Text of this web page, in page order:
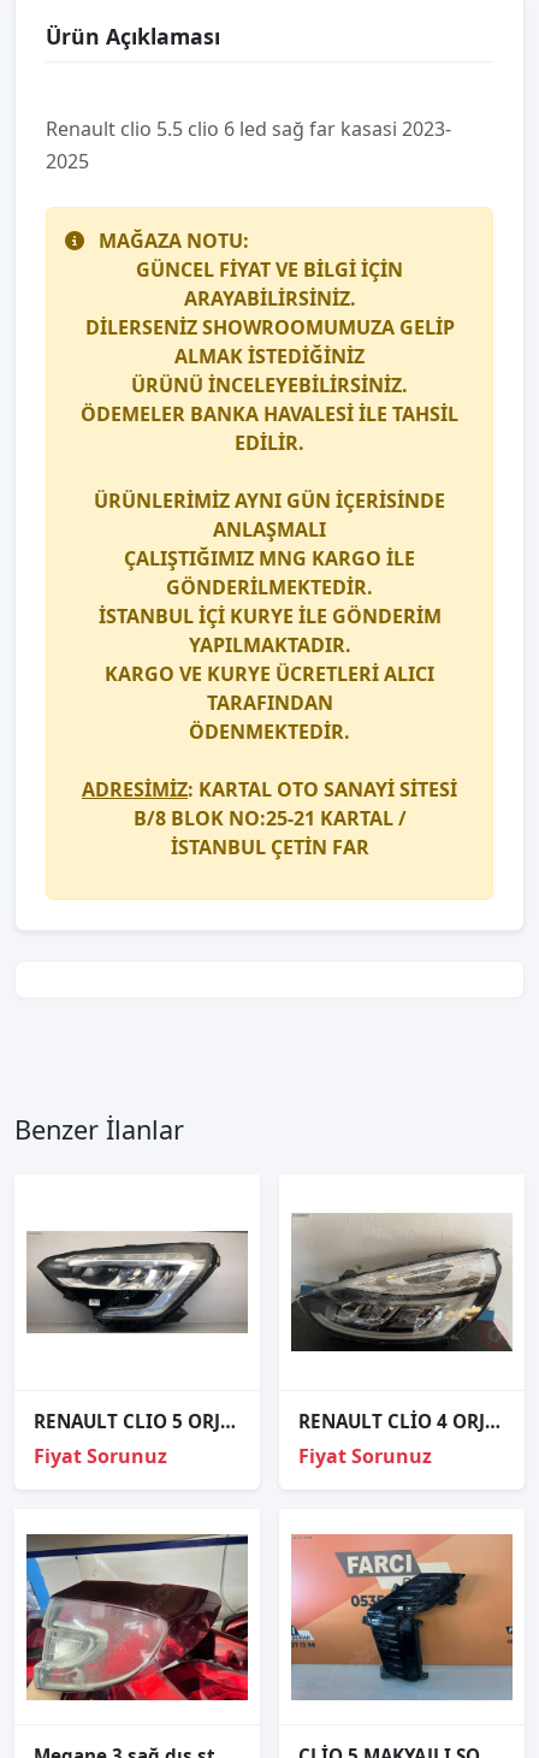
Ürün Açıklaması
Renault cli̇o 5.5 cli̇o 6 led sağ far kasasi 2023-
2025
MAĞAZA NOTU:
GÜNCEL FİYAT VE BİLGİ İÇİN
ARAYABİLİRSİNİZ.
DİLERSENİZ SHOWROOMUMUZA GELİP
ALMAK İSTEDİĞİNİZ
ÜRÜNÜ İNCELEYEBİLİRSİNİZ.
ÖDEMELER BANKA HAVALESİ İLE TAHSİL
EDİLİR.
ÜRÜNLERİMİZ AYNI GÜN İÇERİSİNDE
ANLAŞMALI
ÇALIŞTIĞIMIZ MNG KARGO İLE
GÖNDERİLMEKTEDİR.
İSTANBUL İÇİ KURYE İLE GÖNDERİM
YAPILMAKTADIR.
KARGO VE KURYE ÜCRETLERİ ALICI
TARAFINDAN
ÖDENMEKTEDİR.
ADRESİMİZ: KARTAL OTO SANAYİ SİTESİ
B/8 BLOK NO:25-21 KARTAL /
İSTANBUL ÇETİN FAR
Benzer İlanlar
RENAULT CLIO 5 ORJİNAL ÇIKMA SOL FAR
Fiyat Sorunuz
RENAULT CLİO 4 ORJINAL ÇIKMA SOL LED FAR
Fiyat Sorunuz